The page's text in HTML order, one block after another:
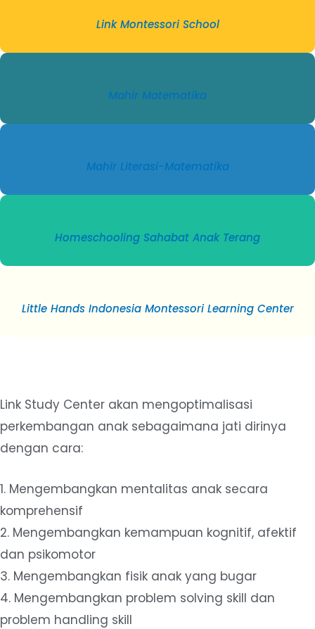
Link Montessori School
Mahir Matematika
Mahir Literasi-Matematika
Homeschooling Sahabat Anak Terang
Little Hands Indonesia Montessori Learning Center
Link Study Center akan mengoptimalisasi
perkembangan anak sebagaimana jati dirinya
dengan cara:
1. Mengembangkan mentalitas anak secara
komprehensif
2. Mengembangkan kemampuan kognitif, afektif
dan psikomotor
3. Mengembangkan fisik anak yang bugar
4. Mengembangkan problem solving skill dan
problem handling skill